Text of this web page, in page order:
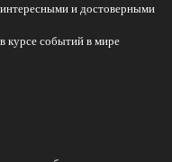
и достоверными
курсе событий в мире